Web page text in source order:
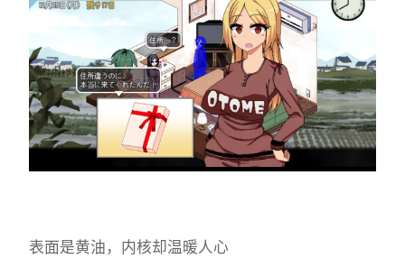
表面是黄油，内核却温暖人心